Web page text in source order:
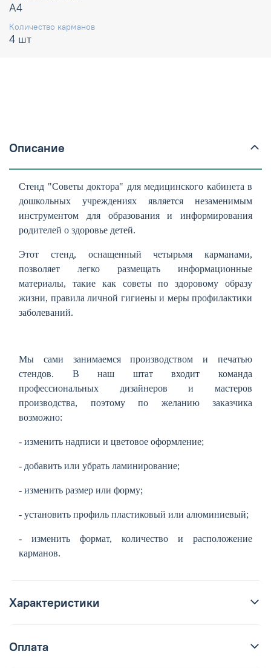
А4
Количество карманов
4 шт
Описание
Стенд "Советы доктора" для медицинского кабинета в
дошкольных учреждениях является незаменимым
инструментом для образования и информирования
родителей о здоровье детей.
Этот стенд, оснащенный четырьмя карманами,
позволяет легко размещать информационные
материалы, такие как советы по здоровому образу
жизни, правила личной гигиены и меры профилактики
заболеваний.
Мы сами занимаемся производством и печатью
стендов. В наш штат входит команда
профессиональных дизайнеров и мастеров
производства, поэтому по желанию заказчика
возможно:
- изменить надписи и цветовое оформление;
- добавить или убрать ламинирование;
- изменить размер или форму;
- установить профиль пластиковый или алюминиевый;
- изменить формат, количество и расположение
карманов.
Характеристики
Оплата